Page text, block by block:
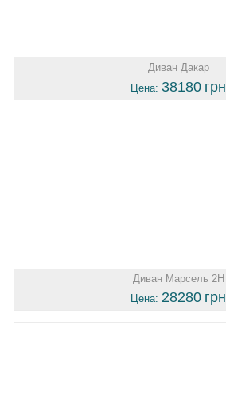
Диван Дакар
Цена: 38180 грн
Диван Марсель 2Н
Цена: 28280 грн